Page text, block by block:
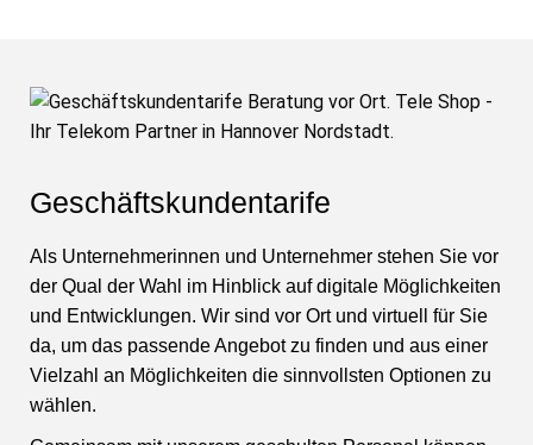
Geschäftskundentarife
Als Unternehmerinnen und Unternehmer stehen Sie vor
der Qual der Wahl im Hinblick auf digitale Möglichkeiten
und Entwicklungen. Wir sind vor Ort und virtuell für Sie
da, um das passende Angebot zu finden und aus einer
Vielzahl an Möglichkeiten die sinnvollsten Optionen zu
wählen.